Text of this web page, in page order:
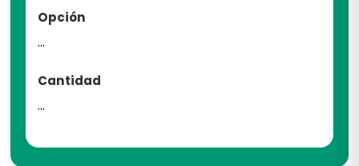
Opción
...
Cantidad
...